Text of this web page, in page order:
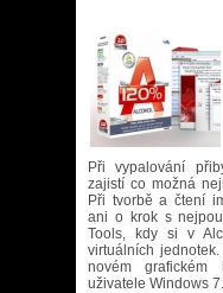
Při vypalování
zajistí co možná
Při tvorbě a čtení
ani o krok s
Tools, kdy si v
virtuálních
novém grafickém
uživatele Windows 7.